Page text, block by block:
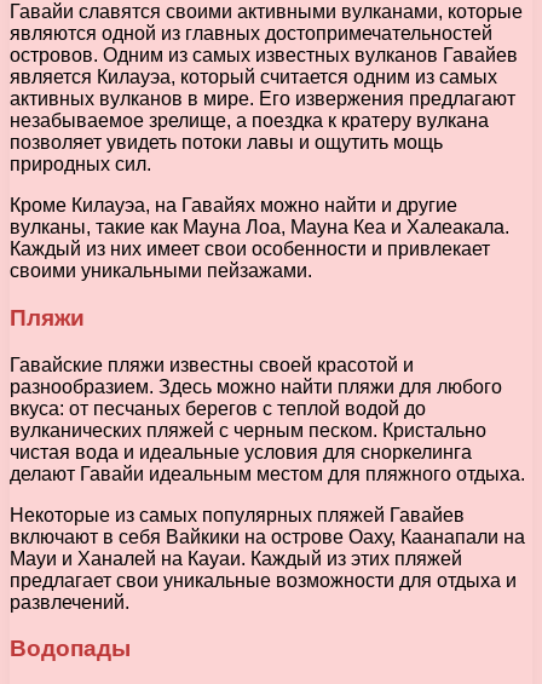
Гавайи славятся своими активными вулканами, которые
являются одной из главных достопримечательностей
островов. Одним из самых известных вулканов Гавайев
является Килауэа, который считается одним из самых
активных вулканов в мире. Его извержения предлагают
незабываемое зрелище, а поездка к кратеру вулкана
позволяет увидеть потоки лавы и ощутить мощь
природных сил.
Кроме Килауэа, на Гавайях можно найти и другие
вулканы, такие как Мауна Лоа, Мауна Кеа и Халеакала.
Каждый из них имеет свои особенности и привлекает
своими уникальными пейзажами.
Пляжи
Гавайские пляжи известны своей красотой и
разнообразием. Здесь можно найти пляжи для любого
вкуса: от песчаных берегов с теплой водой до
вулканических пляжей с черным песком. Кристально
чистая вода и идеальные условия для сноркелинга
делают Гавайи идеальным местом для пляжного отдыха.
Некоторые из самых популярных пляжей Гавайев
включают в себя Вайкики на острове Оаху, Каанапали на
Мауи и Ханалей на Кауаи. Каждый из этих пляжей
предлагает свои уникальные возможности для отдыха и
развлечений.
Водопады